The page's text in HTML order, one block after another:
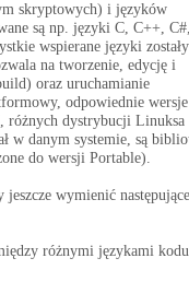
skryptowych) i języków
są np. języki C, C++,
wspierane języki zostały
na tworzenie, edycję i
oraz uruchamianie
odpowiednie wersje
różnych dystrybucji Linuksa
w danym systemie, są
do wersji Portable).
wymienić następujące
różnymi językami